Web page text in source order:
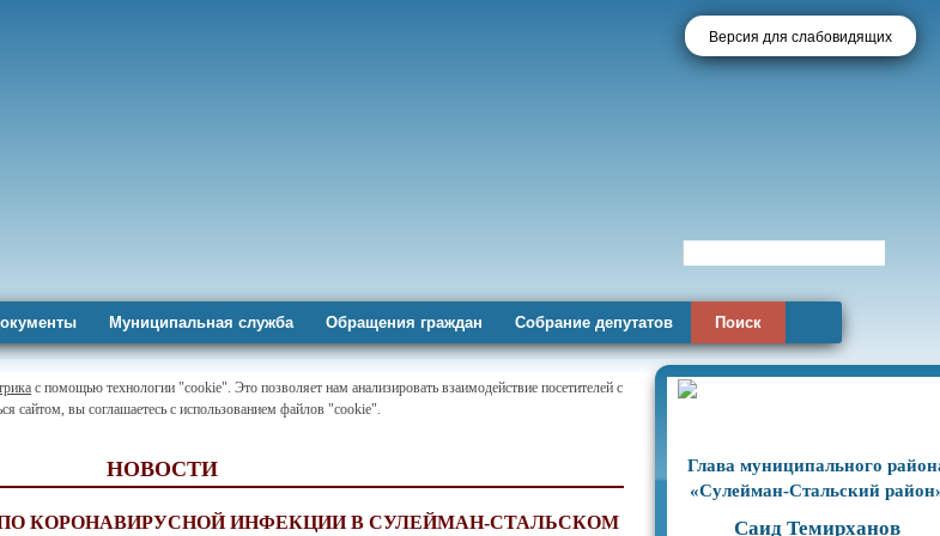
Версия для слабовидящих
Муниципальная служба Обращения граждан Собрание депутатов Поиск
с помощью технологии "cookie". Это позволяет нам анализировать взаимодействие посетителей с
сайтом, вы соглашаетесь с использованием файлов "cookie".
НОВОСТИ
КОРОНАВИРУСНОЙ ИНФЕКЦИИ В СУЛЕЙМАН-СТАЛЬСКОМ
Глава муниципального
«Сулейман-Стальский
Саид Темирханов